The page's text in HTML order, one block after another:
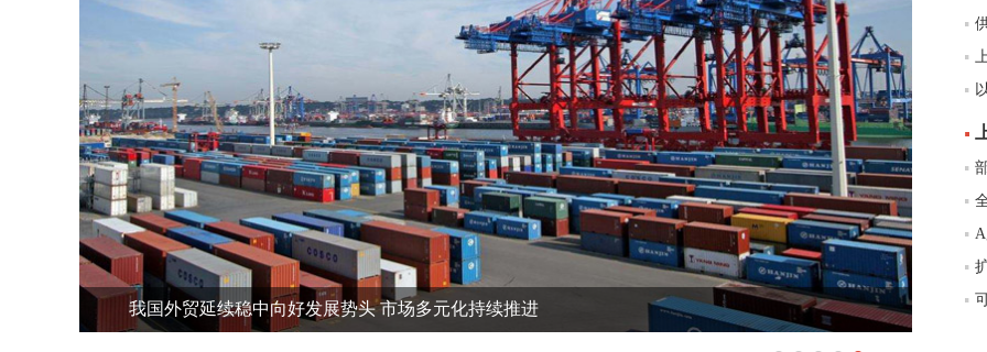
我国外贸延续稳中向好发展势头 市场多元化持续推进 国